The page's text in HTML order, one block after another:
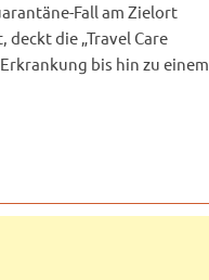
Fall am Zielort
die „Travel Care
bis hin zu einem